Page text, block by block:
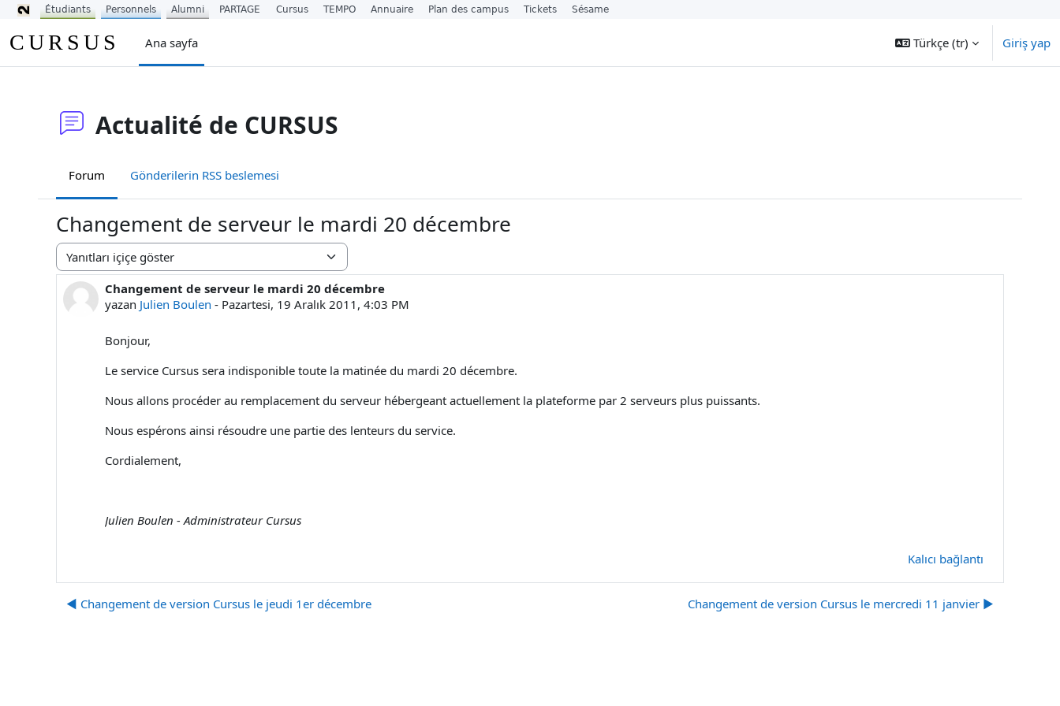
CURSUS Ana sayfa Türkçe ‎(tr)‎ Giriş yap
Actualité de CURSUS
Forum Gönderilerin RSS beslemesi
Changement de serveur le mardi 20 décembre
Görünüm modu
Changement de serveur le mardi 20 décembre
yazan Julien Boulen - Pazartesi, 19 Aralık 2011, 4:03 PM
Yanıt sayısı: 0
Bonjour,
Le service Cursus sera indisponible toute la matinée du mardi 20 décembre.
Nous allons procéder au remplacement du serveur hébergeant actuellement la plateforme par 2 serveurs plus puissants.
Nous espérons ainsi résoudre une partie des lenteurs du service.
Cordialement,
Julien Boulen - Administrateur Cursus
Kalıcı bağlantı
◀︎ Changement de version Cursus le jeudi 1er décembre Changement de version Cursus le mercredi 11 janvier ▶︎
Étudiants Personnels Alumni PARTAGE Cursus TEMPO Annuaire Plan des campus Tickets Sésame